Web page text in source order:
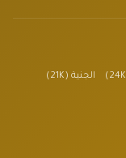
الجنية (21K)